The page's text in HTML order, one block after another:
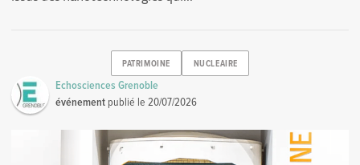
PATRIMOINE NUCLEAIRE
Echosciences Grenoble
événement publié le20/07/2026